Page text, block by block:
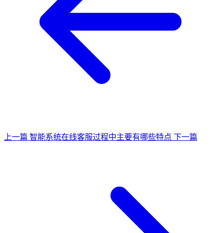
上一篇 智能系统在线客服过程中主要有哪些特点 下一篇